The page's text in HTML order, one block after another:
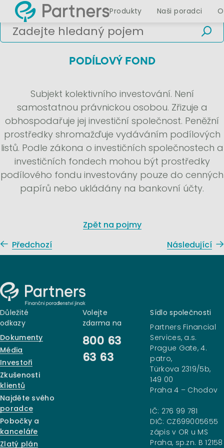
Produkty Naši poradci
PODÍLOVÝ FOND
Subjekt kolektivního investování. Není
samostatnou právnickou osobou. Zřizuje a
obhospodařuje jej investiční společnost. Peněžní
prostředky shromažďuje vydáváním podílových
listů. Podle zákona o investičních společnostech a
investičních fondech mohou být prostředky
podílového fondu investovány pouze do cenných
papírů nebo ukládány na bankovní účty.
Zpět na pojmy
Předchozí
Následující
Důležité
odkazy
Dokumenty
Média
Investoři
Zkušenosti
klientů
Najděte svého
poradce
Pobočky a
kanceláře
Zlatý plán
Volejte
zdarma na
800 63
63 63
Sídlo společnosti
Partners Financial
Services, a.s.
Prague Gate, 4.
patro,
Türkova 2319/5b,
149 00
Praha 4 – Chodov
IČ: 276 99 781
DIČ: CZ699005655
zápis v OR u MS
Praha, sp.zn. B 12158